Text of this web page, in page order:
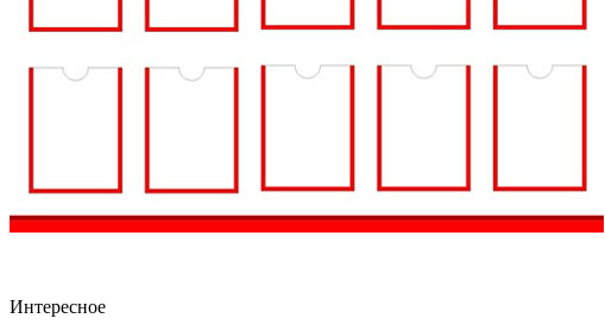
Интересное